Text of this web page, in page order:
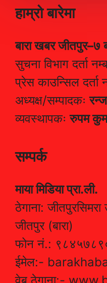
हाम्रो बारेमा
बारा खबर जीतपुर–७
सुचना विभाग दर्ता
प्रेस काउन्सिल दर्ता
अध्यक्ष/सम्पादकः
व्यवस्थापकःरुपम
सम्पर्क
माया मिडिया प्रा.ली.
ठेगाना:
जीतपुर (बारा)
फोन नं.:
ईमेल:-
वेब ठेगाना:-